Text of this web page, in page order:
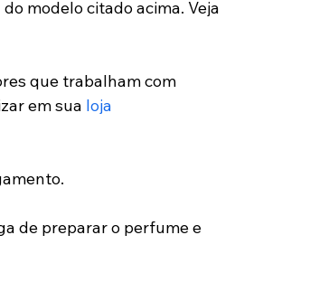
modelo citado acima. Veja
que trabalham com
em sua loja
de preparar o perfume e